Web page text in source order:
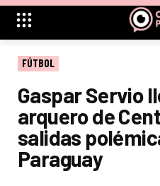
FÚTBOL
Gaspar Servio
arquero de
salidas
Paraguay